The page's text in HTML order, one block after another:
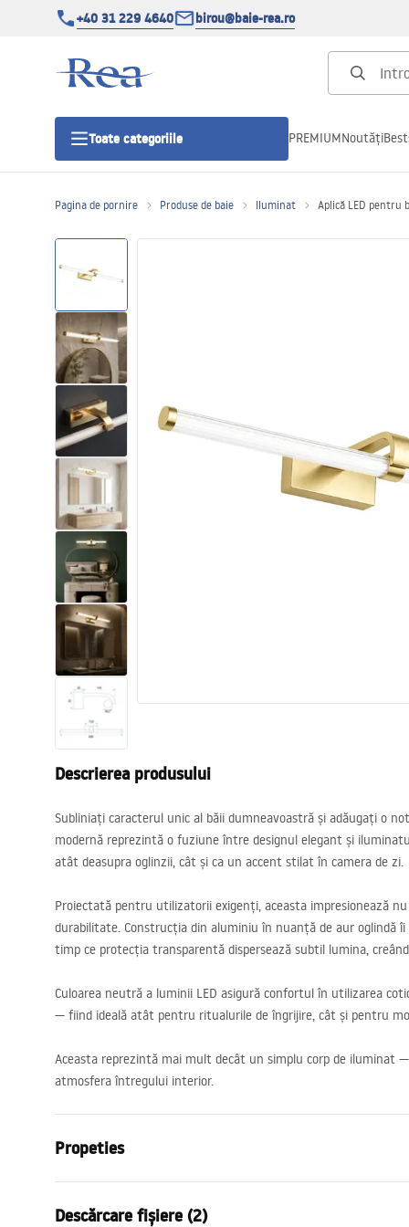
+40 31 229 4640 birou@baie-rea.ro
Toate categoriile
Cadite de dus
Rigole Liniare
Vase WC si Bideuri
Lavoare
Cazi cu paravane
Baterii sanitare
Bucatarie
PREMIUMNoutăți
Pagina de pornire Produse de baie Iluminat Aplică LED pentru
Descrierea produsului
Subliniați caracterul unic al băii dumneavoastră și adăugați o
modernă reprezintă o fuziune între designul elegant și
atât deasupra oglinzii, cât și ca un accent stilat în camera de zi.
Proiectată pentru utilizatorii exigenți, aceasta impresionează
durabilitate. Construcția din aluminiu în nuanță de aur oglindă
timp ce protecția transparentă dispersează subtil lumina,
Culoarea neutră a luminii LED asigură confortul în utilizarea
— fiind ideală atât pentru ritualurile de îngrijire, cât și pentru
Aceasta reprezintă mai mult decât un simplu corp de iluminat
atmosfera întregului interior.
Propeties
Descărcare fișiere (2)